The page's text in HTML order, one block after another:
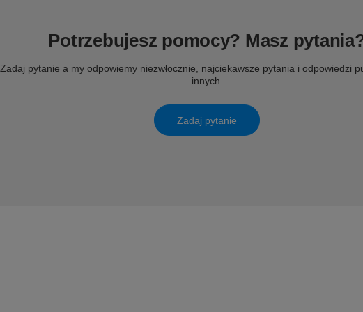
Potrzebujesz pomocy? Masz
Zadaj pytanie a my odpowiemy niezwłocznie, najciekawsze pytania i odpowiedzi
innych.
Zadaj pytanie